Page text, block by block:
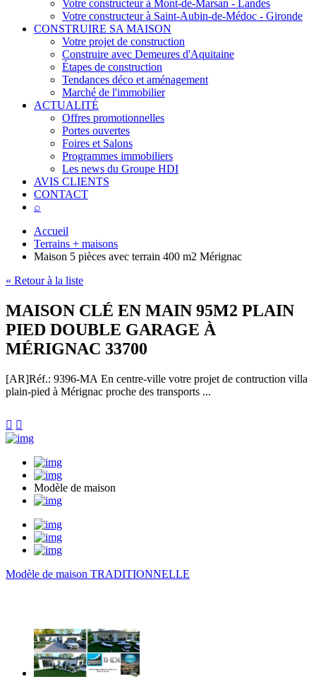
Votre constructeur à Mont-de-Marsan - Landes
Votre constructeur à Saint-Aubin-de-Médoc - Gironde
CONSTRUIRE SA MAISON
Votre projet de construction
Construire avec Demeures d'Aquitaine
Étapes de construction
Tendances déco et aménagement
Marché de l'immobilier
ACTUALITÉ
Offres promotionnelles
Portes ouvertes
Foires et Salons
Programmes immobiliers
Les news du Groupe HDI
AVIS CLIENTS
CONTACT
⌕
Accueil
Terrains + maisons
Maison 5 pièces avec terrain 400 m2 Mérignac
« Retour à la liste
MAISON CLÉ EN MAIN 95M2 PLAIN
PIED DOUBLE GARAGE À
MÉRIGNAC 33700
[AR]Réf.: 9396-MA En centre-ville votre projet de contruction villa
plain-pied à Mérignac proche des transports ...
 
Modèle de maison
Modèle de maison TRADITIONNELLE